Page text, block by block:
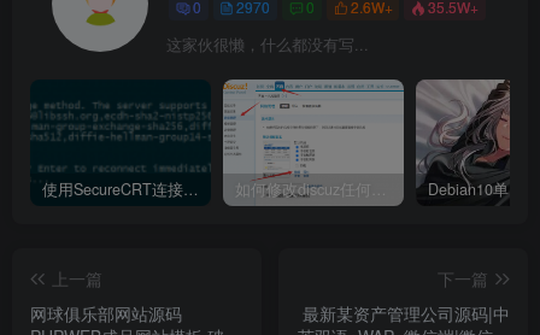
0 2970 0 2.6W+ 35.5W+
这家伙很懒，什么都没有写...
使用SecureCRT连接Ubuntu20.04报错：Key exchange failed. No compatible key exchange method. 如何修改discuz任何模板的编辑器默认字体类型和默认字体大小
上一篇
网球俱乐部网站源码
下一篇
最新某资产管理公司源码|中